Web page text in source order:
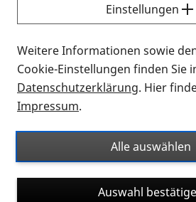
suchen und dieses bestellen
können? Schauen Sie sich die
Thema Infomaterial auf der
für blinde und sehbehinderte
Auf dieser Seite finden Sie
Ort. Nutzen Sie den Formatfilter,
nach Flyern und Broschüren,
suchen. Die meisten Flyer und
verschiedenen Formaten
Einstellungen
Weitere Informationen sowie
Cookie-Einstellungen finden Sie
Datenschutzerklärung. Hier
Impressum.
Alle auswählen
Auswahl